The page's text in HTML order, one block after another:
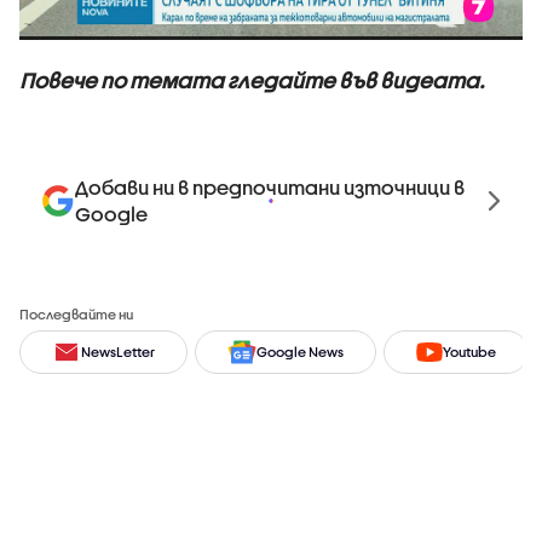
Повече по темата гледайте във видеата.
Добави ни в предпочитани източници в
Google
Последвайте ни
NewsLetter Google News Youtube